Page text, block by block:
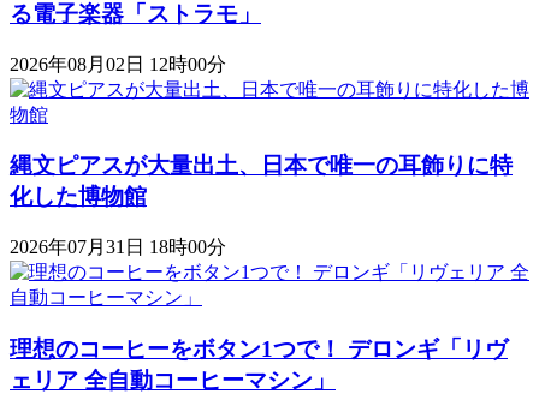
る電子楽器「ストラモ」
2026年08月02日 12時00分
縄文ピアスが大量出土、日本で唯一の耳飾りに特
化した博物館
2026年07月31日 18時00分
理想のコーヒーをボタン1つで！ デロンギ「リヴ
ェリア 全自動コーヒーマシン」